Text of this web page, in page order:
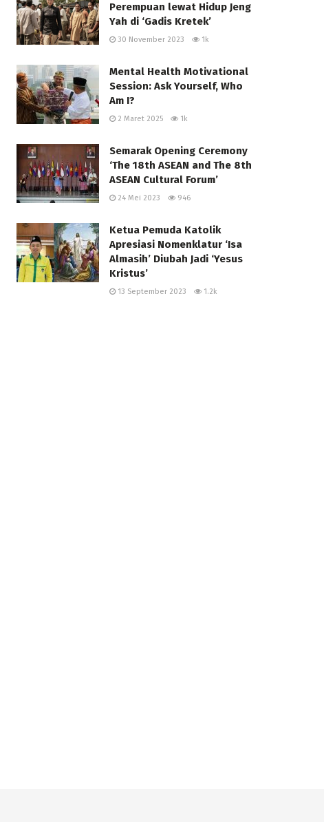
Perempuan lewat Hidup Jeng
Yah di ‘Gadis Kretek’
30 November 2023 1k
Mental Health Motivational
Session: Ask Yourself, Who
Am I?
2 Maret 2025 1k
Semarak Opening Ceremony
‘The 18th ASEAN and The 8th
ASEAN Cultural Forum’
24 Mei 2023 946
Ketua Pemuda Katolik
Apresiasi Nomenklatur ‘Isa
Almasih’ Diubah Jadi ‘Yesus
Kristus’
13 September 2023 1.2k